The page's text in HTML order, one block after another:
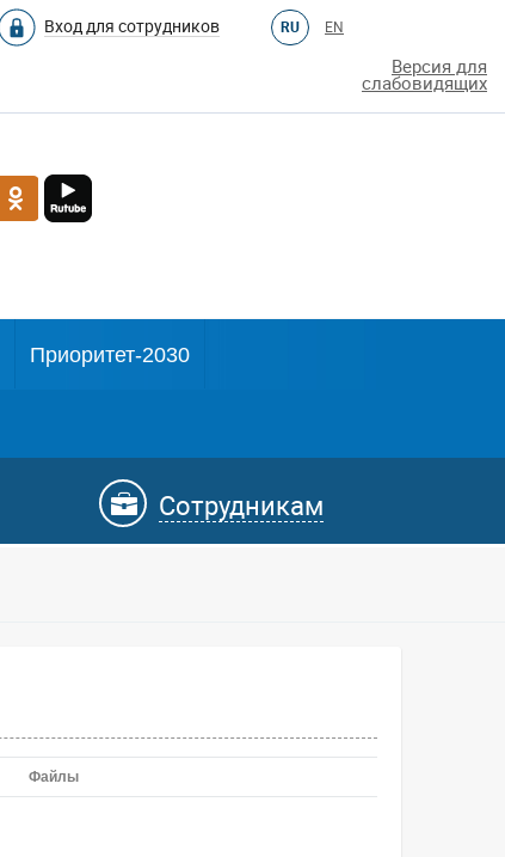
Вход для сотрудников RU EN
Версия для
слабовидящих
Приоритет-2030
Сотрудникам
Файлы